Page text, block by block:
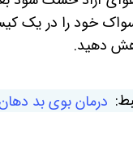
خود را در یک
دهید.
درمان بوی بد